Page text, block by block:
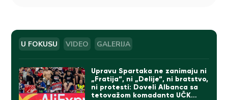
U FOKUSU VIDEO GALERIJA
Upravu Spartaka ne zanimaju ni
„Fratija“, ni „Delije“, ni bratstvo,
ni protesti: Doveli Albanca sa
tetovažom komadanta UČK